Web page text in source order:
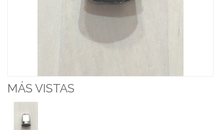
MÁS VISTAS